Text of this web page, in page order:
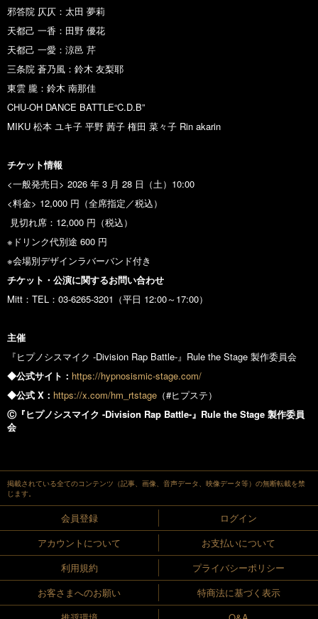
邪答院 仄仄：太田 夢莉
天都己 一香：田野 優花
天都己 一愛：涼邑 芹
三条院 蒼乃⾵：鈴木 友梨耶
東雲 朧：鈴木 南那佳
CHU-OH DANCE BATTLE“C.D.B”
MIKU 松本 ユキ子 平野 茜子 権田 菜々子 Rin akarin
チケッ ト情報
<一般発売日> 2026 年 3 月 28 日（土）10:00
<料金> 12,000 円（全席指定／税込）
見切れ席：12,000 円（税込）
※ドリンク代別途 600 円
※会場別デザインラバーバンド付き
チケッ ト ・公演に関するお問い合わせ
Mitt：TEL：03-6265-3201（平日 12:00～17:00）
主催
『ヒプノシスマイク -Division Rap Battle-』Rule the Stage 製作委員会
◆公式サイト： https://hypnosismic-stage.com/
◆公式 X： https://x.com/hm_rtstage （#ヒプステ）
Ⓒ『ヒプノシスマイク -Division Rap Battle-』 Rule the Stage 製作委員
会
掲載されている全てのコンテンツ（記事、画像、音声データ、映像データ等）の無断転載を禁
じます。
会員登録
ログイン
アカウントについて
お支払いについて
利用規約
プライバシーポリシー
お客さまへのお願い
特商法に基づく表示